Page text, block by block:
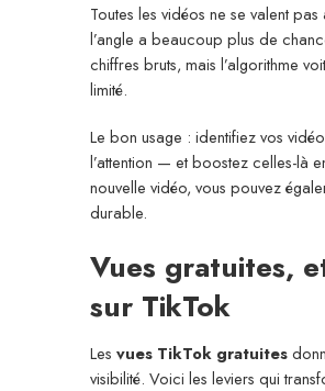
Toutes les vidéos ne se valent
l’angle a beaucoup plus de
chiffres bruts, mais l’algorithme
limité.
Le bon usage : identifiez vos
l’attention — et boostez celles-là
nouvelle vidéo, vous pouvez
durable.
Vues gratuites,
sur TikTok
Les vues TikTok gratuites
visibilité. Voici les leviers qui